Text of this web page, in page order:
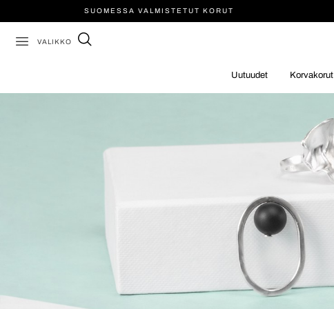
SUOMESSA VALMISTETUT KORUT
VALIKKO
Uutuudet Korvakorut